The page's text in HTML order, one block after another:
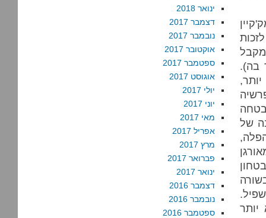
מקבל
בה).
של
ינואר 2018
דצמבר 2017
נובמבר 2017
אוקטובר 2017
ספטמבר 2017
אוגוסט 2017
יולי 2017
יוני 2017
מאי 2017
אפריל 2017
מרץ 2017
פברואר 2017
ינואר 2017
דצמבר 2016
נובמבר 2016
ספטמבר 2016